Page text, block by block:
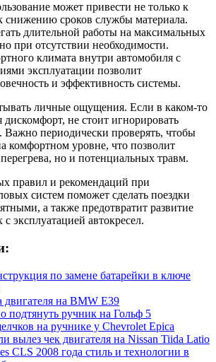
может привести не только к
снижению сроков службы материала.
длительной работы на максимальных
при отсутствии необходимости.
климата внутри автомобиля с
эксплуатации позволит
и эффективность системы.
личные ощущения. Если в каком-то
дискомфорт, не стоит игнорировать
Важно периодически проверять, чтобы
комфортном уровне, что позволит
но и потенциальных травм.
правил и рекомендаций при
систем поможет сделать поездки
а также предотвратит развитие
эксплуатацией автокресел.
по замене батарейки в ключе
на BMW E39
подтянуть ручник на Гольф 5
на ручнике у Chevrolet Epica
вылез чек двигателя на Nissan Tiida Latio
CLS 2008 года стиль и технологии в